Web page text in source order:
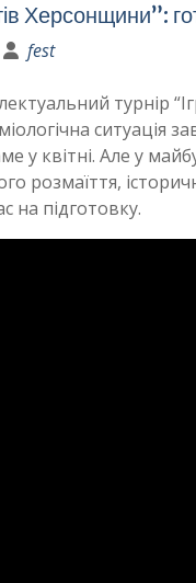
Херсонщини”:
fest
турнір
ситуація
у квітні. Але у
розмаїття,
на підготовку.